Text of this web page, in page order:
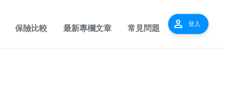
保險比較 最新專欄文章 常見問題 person 登入